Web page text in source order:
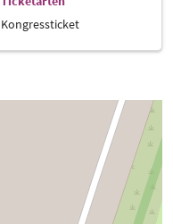
Kongressticket